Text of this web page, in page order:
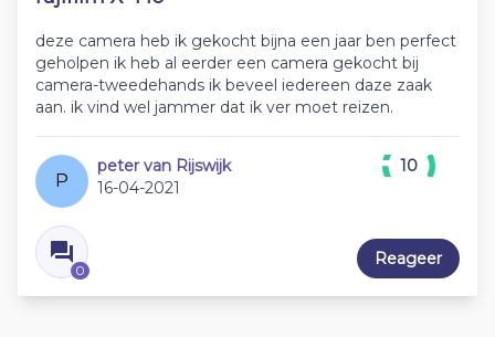
deze camera heb ik gekocht bijna een jaar ben perfect
geholpen ik heb al eerder een camera gekocht bij
camera-tweedehands ik beveel iedereen daze zaak
aan. ik vind wel jammer dat ik ver moet reizen.
P
peter van Rijswijk
16-04-2021
0
10
Reageer